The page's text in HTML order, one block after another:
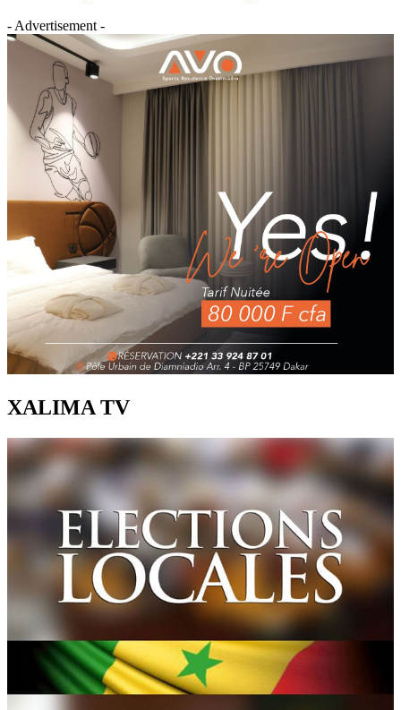
- Advertisement -
XALIMA TV